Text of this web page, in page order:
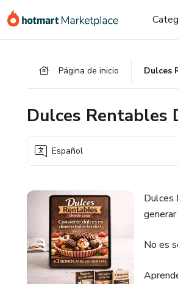
Página de inicio
Dulces Rentables
Español
Dulces
No es